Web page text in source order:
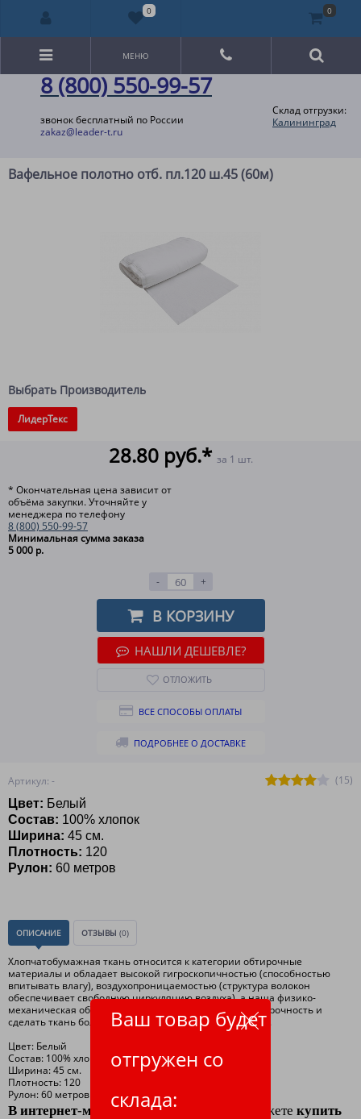
8 (800) 550-99-57
звонок бесплатный по России
zakaz@leader-t.ru
Склад отгрузки:
Калининград
Ваш товар будет
отгружен со
склада:
МЕНЮ
Вафельное полотно отб. пл.120 ш.45 (60м)
Артикул: -
(15)
Цвет: Белый
Состав: 100% хлопок
Ширина: 45 см.
Плотность: 120
Рулон: 60 метров
Выбрать Производитель
ЛидерТекс
28.80 руб.* за 1 шт.
* Окончательная цена зависит от
объёма закупки. Уточняйте у
менеджера по телефону
8 (800) 550-99-57
Минимальная сумма заказа
5 000 р.
- +
В КОРЗИНУ
НАШЛИ ДЕШЕВЛЕ?
ОТЛОЖИТЬ
ВСЕ СПОСОБЫ ОПЛАТЫ
ПОДРОБНЕЕ О ДОСТАВКЕ
ОПИСАНИЕ ОТЗЫВЫ (0)
Хлопчатобумажная ткань относится к категории обтирочные
материалы и обладает высокой гигроскопичностью (способностью
впитывать влагу), воздухопроницаемостью (структура волокон
обеспечивает свободную циркуляцию воздуха), а наша физико-
механическая обработка ткани, позволяет повысить прочность и
сделать ткань более мягкой и улучшить внешний вид.
Цвет: Белый
Состав: 100% хлопок
Ширина: 45 см.
Плотность: 120
Рулон: 60 метров
В интернет-магазине «ЛидерТекс» вы можете купить
0 0